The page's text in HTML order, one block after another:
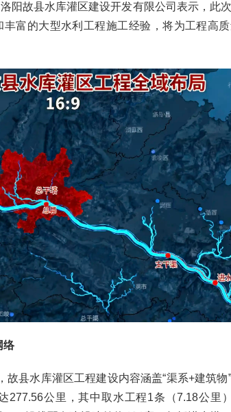
阳故县水库灌区建设开发有限公司表示，此
富的大型水利工程施工经验，将为工程高
络
县水库灌区工程建设内容涵盖“渠系+建筑物
277.56公里，其中取水工程1条（7.18公里